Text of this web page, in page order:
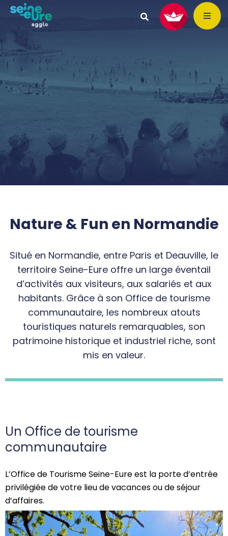
Nature & Fun en Normandie
Situé en Normandie, entre Paris et Deauville, le
territoire Seine-Eure offre un large éventail
d’activités aux visiteurs, aux salariés et aux
habitants. Grâce à son Office de tourisme
communautaire, les nombreux atouts
touristiques naturels remarquables, son
patrimoine historique et industriel riche, sont
mis en valeur.
Un Office de tourisme
communautaire
L’Office de Tourisme Seine-Eure est la porte d’entrée
privilégiée de votre lieu de vacances ou de séjour
d’affaires.